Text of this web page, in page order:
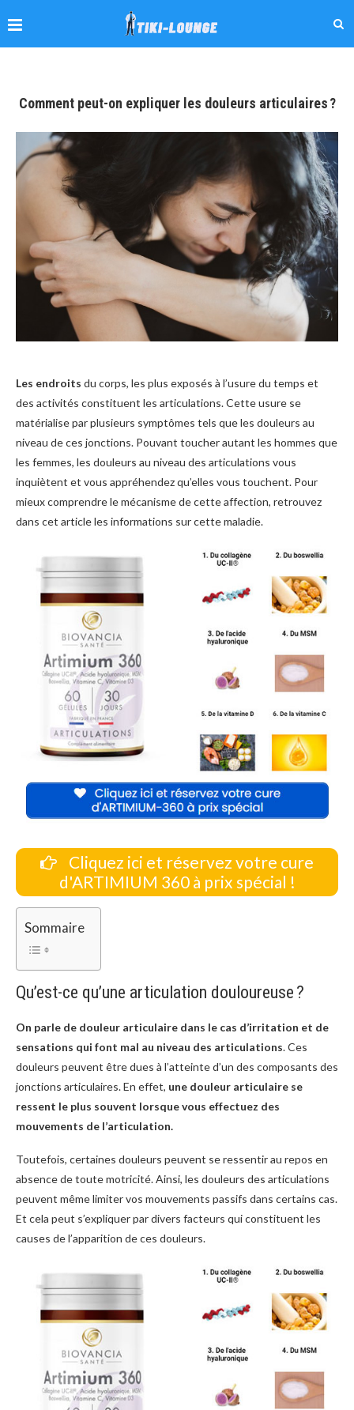
Comment peut-on expliquer les douleurs articulaires ?
Les endroits du corps, les plus exposés à l’usure du temps et
des activités constituent les articulations. Cette usure se
matérialise par plusieurs symptômes tels que les douleurs au
niveau de ces jonctions. Pouvant toucher autant les hommes que
les femmes, les douleurs au niveau des articulations vous
inquiètent et vous appréhendez qu’elles vous touchent. Pour
mieux comprendre le mécanisme de cette affection, retrouvez
dans cet article les informations sur cette maladie.
Cliquez ici et réservez votre cure
d'ARTIMIUM 360 à prix spécial !
Sommaire
Qu’est-ce qu’une articulation douloureuse ?
On parle de douleur articulaire dans le cas d’irritation et de
sensations qui font mal au niveau des articulations. Ces
douleurs peuvent être dues à l’atteinte d’un des composants des
jonctions articulaires. En effet, une douleur articulaire se
ressent le plus souvent lorsque vous effectuez des
mouvements de l’articulation.
Toutefois, certaines douleurs peuvent se ressentir au repos en
absence de toute motricité. Ainsi, les douleurs des articulations
peuvent même limiter vos mouvements passifs dans certains cas.
Et cela peut s’expliquer par divers facteurs qui constituent les
causes de l’apparition de ces douleurs.